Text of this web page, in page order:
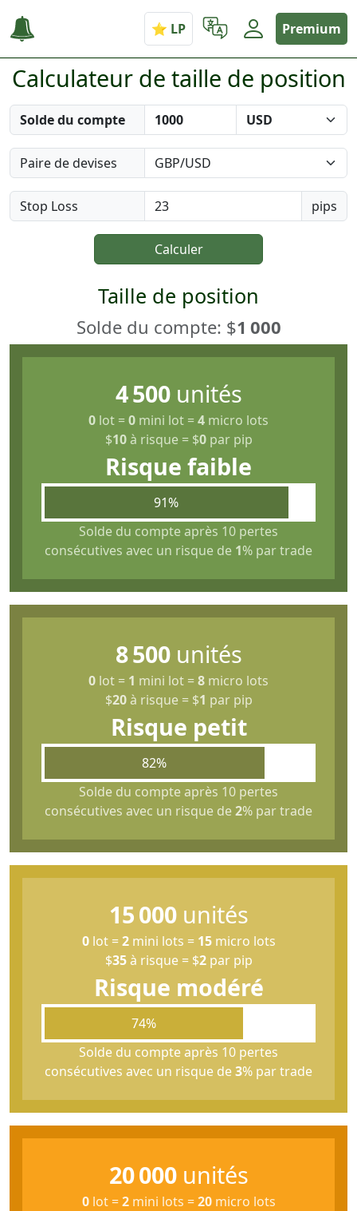
Premium
Calculateur de taille de position
Solde du compte
Paire de devises
Stop Loss pips
Calculer
Taille de position
Solde du compte: $1 000
4 500unités
0 lot =0 mini lot =4 micro lots
$10à risque = $0par pip
Risque faible
91%
Solde du compte après 10 pertes
consécutives avec un risque de 1% par trade
8 500unités
0 lot = 1 mini lot =8 micro lots
$20à risque = $1 par pip
Risque petit
82%
Solde du compte après 10 pertes
consécutives avec un risque de2% par trade
15 000unités
0lot =2mini lots = 15micro lots
$35à risque = $2par pip
Risque modéré
74%
Solde du compte après 10 pertes
consécutives avec un risque de3% par trade
20 000unités
0lot =2mini lots =20micro lots